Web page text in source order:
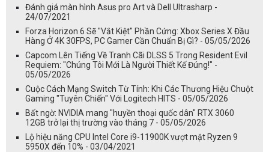
Đánh giá màn hình Asus pro Art và Dell Ultrasharp -
24/07/2021
Forza Horizon 6 Sẽ "Vắt Kiệt" Phần Cứng: Xbox Series X Đầu
Hàng Ở 4K 30FPS, PC Gamer Cần Chuẩn Bị Gì? - 05/05/2026
Capcom Lên Tiếng Về Tranh Cãi DLSS 5 Trong Resident Evil
Requiem: "Chúng Tôi Mới Là Người Thiết Kế Đúng!" -
05/05/2026
Cuộc Cách Mạng Switch Từ Tính: Khi Các Thương Hiệu Chuột
Gaming "Tuyên Chiến" Với Logitech HITS - 05/05/2026
Bất ngờ: NVIDIA mang "huyền thoại quốc dân" RTX 3060
12GB trở lại thị trường vào tháng 7 - 05/05/2026
Lộ hiệu năng CPU Intel Core i9-11900K vượt mặt Ryzen 9
5950X đến 10% - 03/04/2021